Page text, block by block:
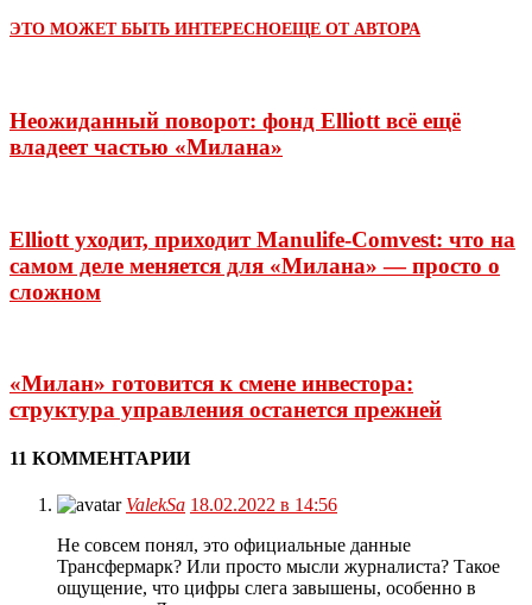
ЭТО МОЖЕТ БЫТЬ ИНТЕРЕСНОЕЩЕ ОТ АВТОРА
Неожиданный поворот: фонд Elliott всё ещё
владеет частью «Милана»
Elliott уходит, приходит Manulife-Comvest: что на
самом деле меняется для «Милана» — просто о
сложном
«Милан» готовится к смене инвестора:
структура управления останется прежней
11 КОММЕНТАРИИ
ValekSa 18.02.2022 в 14:56
Не совсем понял, это официальные данные
Трансфермарк? Или просто мысли журналиста? Такое
ощущение, что цифры слега завышены, особенно в